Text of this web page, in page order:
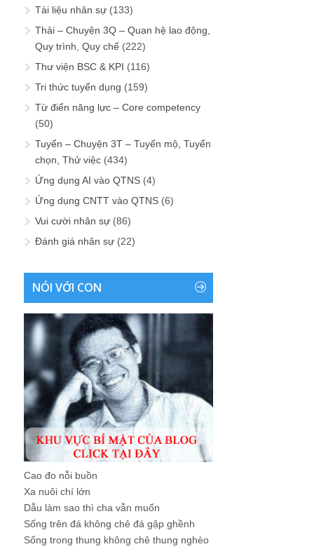
Tài liệu nhân sự (133)
Thải – Chuyện 3Q – Quan hệ lao động,
Quy trình, Quy chế (222)
Thư viện BSC & KPI (116)
Tri thức tuyển dụng (159)
Từ điển năng lực – Core competency
(50)
Tuyển – Chuyện 3T – Tuyển mộ, Tuyển
chọn, Thử việc (434)
Ứng dụng AI vào QTNS (4)
Ứng dụng CNTT vào QTNS (6)
Vui cười nhân sự (86)
Đánh giá nhân sự (22)
NÓI VỚI CON
Cao đo nỗi buồn
Xa nuôi chí lớn
Dẫu làm sao thì cha vẫn muốn
Sống trên đá không chê đá gập ghềnh
Sống trong thung không chê thung nghèo